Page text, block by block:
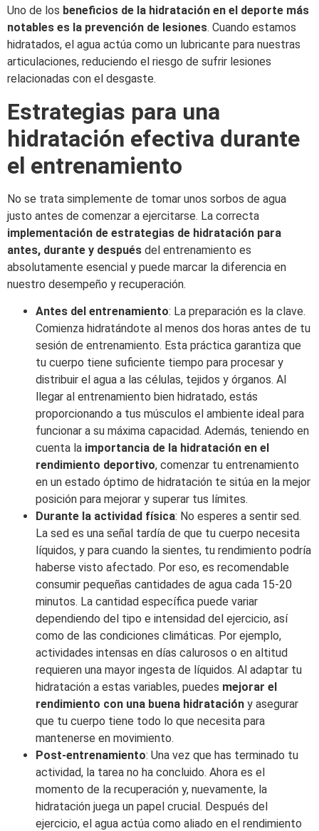
Uno de los beneficios de la hidratación en el deporte más
notables es la prevención de lesiones. Cuando estamos
hidratados, el agua actúa como un lubricante para nuestras
articulaciones, reduciendo el riesgo de sufrir lesiones
relacionadas con el desgaste.
Estrategias para una
hidratación efectiva durante
el entrenamiento
No se trata simplemente de tomar unos sorbos de agua
justo antes de comenzar a ejercitarse. La correcta
implementación de estrategias de hidratación para
antes, durante y después del entrenamiento es
absolutamente esencial y puede marcar la diferencia en
nuestro desempeño y recuperación.
Antes del entrenamiento: La preparación es la clave.
Comienza hidratándote al menos dos horas antes de tu
sesión de entrenamiento. Esta práctica garantiza que
tu cuerpo tiene suficiente tiempo para procesar y
distribuir el agua a las células, tejidos y órganos. Al
llegar al entrenamiento bien hidratado, estás
proporcionando a tus músculos el ambiente ideal para
funcionar a su máxima capacidad. Además, teniendo en
cuenta la importancia de la hidratación en el
rendimiento deportivo, comenzar tu entrenamiento
en un estado óptimo de hidratación te sitúa en la mejor
posición para mejorar y superar tus límites.
Durante la actividad física: No esperes a sentir sed.
La sed es una señal tardía de que tu cuerpo necesita
líquidos, y para cuando la sientes, tu rendimiento podría
haberse visto afectado. Por eso, es recomendable
consumir pequeñas cantidades de agua cada 15-20
minutos. La cantidad específica puede variar
dependiendo del tipo e intensidad del ejercicio, así
como de las condiciones climáticas. Por ejemplo,
actividades intensas en días calurosos o en altitud
requieren una mayor ingesta de líquidos. Al adaptar tu
hidratación a estas variables, puedes mejorar el
rendimiento con una buena hidratación y asegurar
que tu cuerpo tiene todo lo que necesita para
mantenerse en movimiento.
Post-entrenamiento: Una vez que has terminado tu
actividad, la tarea no ha concluido. Ahora es el
momento de la recuperación y, nuevamente, la
hidratación juega un papel crucial. Después del
ejercicio, el agua actúa como aliado en el rendimiento